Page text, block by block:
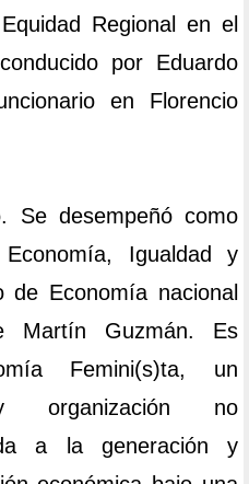
Regional en el
por Eduardo
en Florencio
Se desempeñó como
Igualdad y
de Economía nacional
Martín Guzmán. Es
Femini(s)ta, un
organización no
a la generación y